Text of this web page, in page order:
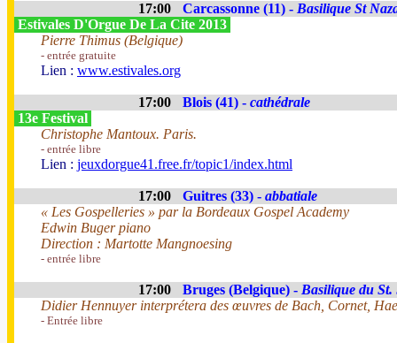
17:00 Carcassonne (11) - Basilique St
Estivales D'Orgue De La Cite 2013
Pierre Thimus (Belgique)
- entrée gratuite
Lien : www.estivales.org
17:00 Blois (41) - cathédrale
13e Festival
Christophe Mantoux. Paris.
- entrée libre
Lien : jeuxdorgue41.free.fr/topic1/index.html
17:00 Guitres (33) - abbatiale
« Les Gospelleries » par la Bordeaux Gospel Academy
Edwin Buger piano
Direction : Martotte Mangnoesing
- entrée libre
17:00 Bruges (Belgique) - Basilique du St.
Didier Hennuyer interprétera des œuvres de Bach, Cornet,
- Entrée libre